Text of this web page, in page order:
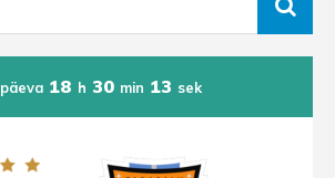
päeva 18 h 30 min 13 sek